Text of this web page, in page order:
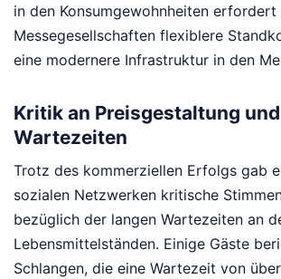
in den Konsumgewohnheiten erfordert
Messegesellschaften flexiblere
eine modernere Infrastruktur in den
Kritik an Preisgestaltung und
Wartezeiten
Trotz des kommerziellen Erfolgs gab
sozialen Netzwerken kritische
bezüglich der langen Wartezeiten an
Lebensmittelständen. Einige Gäste
Schlangen, die eine Wartezeit von